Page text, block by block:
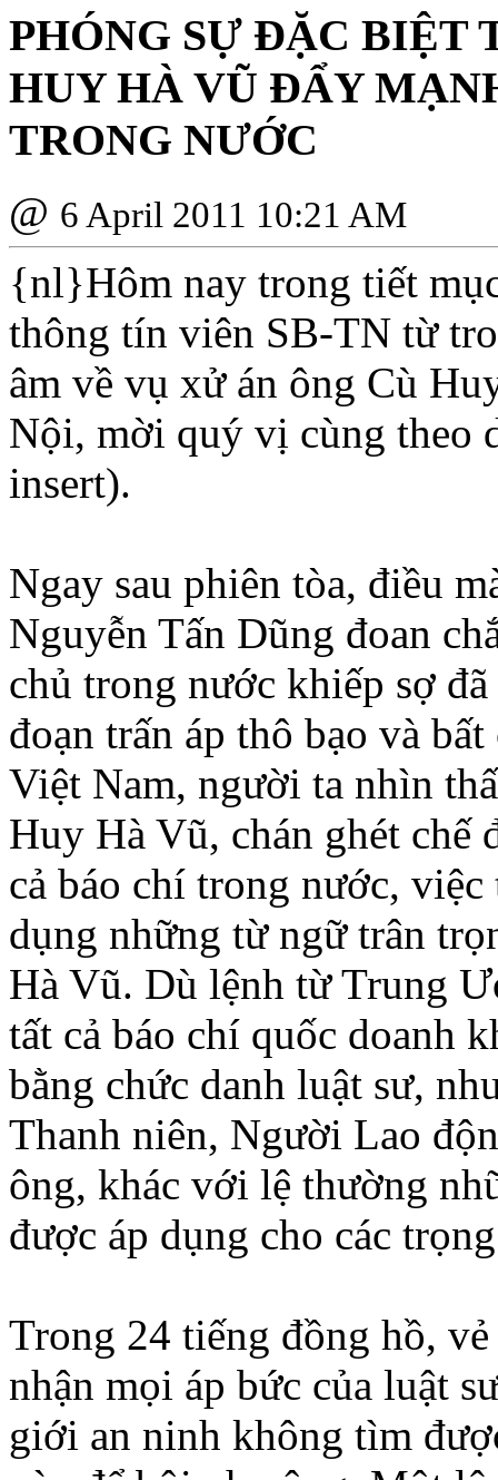
PHÓNG SỰ ÐẶC BIỆT
HUY HÀ VŨ ÐẨY
TRONG NƯỚC
@ 6 April 2011 10:21 AM
{nl}Hôm nay trong tiết
thông tín viên SB-TN từ
âm về vụ xử án ông Cù
Nội, mời quý vị cùng theo
insert).
Ngay sau phiên tòa, điều
Nguyễn Tấn Dũng đoan
chủ trong nước khiếp sợ
đoạn trấn áp thô bạo và
Việt Nam, người ta nhìn
Huy Hà Vũ, chán ghét chế
cả báo chí trong nước,
dụng những từ ngữ trân
Hà Vũ. Dù lệnh từ Trung
tất cả báo chí quốc doanh
bằng chức danh luật sư,
Thanh niên, Người Lao
ông, khác với lệ thường
được áp dụng cho các
Trong 24 tiếng đồng hồ,
nhận mọi áp bức của luật
giới an ninh không tìm